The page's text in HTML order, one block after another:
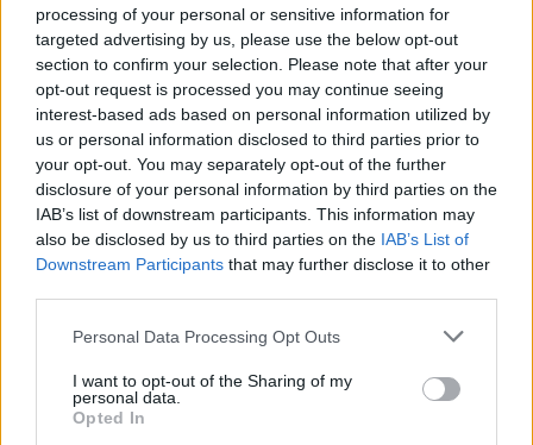
processing of your personal or sensitive information for
targeted advertising by us, please use the below opt-out
section to confirm your selection. Please note that after your
opt-out request is processed you may continue seeing
interest-based ads based on personal information utilized by
us or personal information disclosed to third parties prior to
your opt-out. You may separately opt-out of the further
disclosure of your personal information by third parties on the
IAB’s list of downstream participants. This information may
also be disclosed by us to third parties on the IAB’s List of
Downstream Participants that may further disclose it to other
Please note that this website/app uses one or more Google
not limited to your visit or usage behaviour. You may click to
grant or deny consent to Google and its third-party tags to
use your data for below specified purposes in below Google
Personal Data Processing Opt Outs
I want to opt-out of the Sharing of my
personal data.
Opted In
PorJavier Molero/jmolero@eurohoops.net
El Barça ha anunciado otra salida. Tras las marchas de
Vesely, Tomas Satoransky, Willy Hernangómez, Nico
Laprovittola y compañía, el club azulgrana ha confirmado,
quizá de manera sorprendente, la salida de Will Clyburn. Es
la novena marcha, además de la de Xavi Pascual.
El jugador americano, que firmó un contrato de dos años
hasta verano de 2027, activa su cláusula de salida y
abandona la entidad blaugrana, tal y como ha confirmado el
comunicado:
Will Clyburn no continuará en el Barça en la temporada